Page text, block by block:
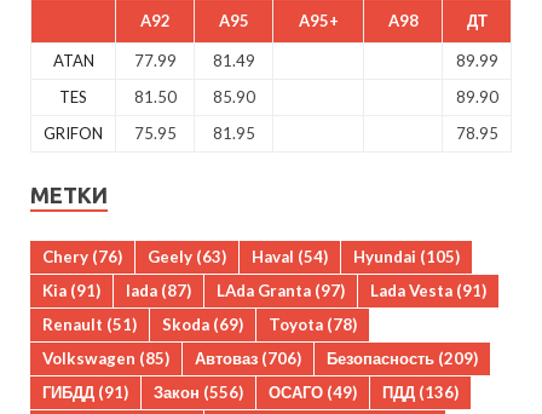
A92 A95 A95+ A98 ДТ
ATAN 77.99 81.49
89.99
TES
81.50 85.90
89.90
GRIFON
75.95 81.95 78.95
МЕТКИ
Chery (76) Geely (63) Haval (54) Hyundai (105)
Kia (91) lada (87) LAda Granta (97) Lada Vesta (91)
Renault (51) Skoda (69) Toyota (78)
Volkswagen (85) Автоваз (706) Безопасность (209)
ГИБДД (91) Закон (556) ОСАГО (49) ПДД (136)